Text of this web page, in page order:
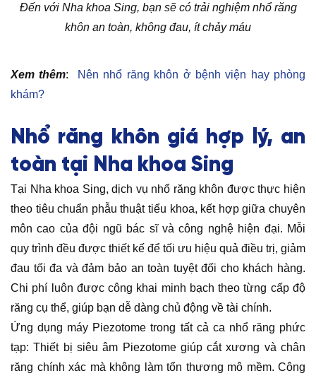
Đến với Nha khoa Sing, bạn sẽ có trải nghiệm nhổ răng
khôn an toàn, không đau, ít chảy máu
Xem thêm:
Nên nhổ răng khôn ở bệnh viện hay phòng
khám?
Nhổ răng khôn giá hợp lý, an
toàn tại Nha khoa Sing
Tại Nha khoa Sing, dịch vụ nhổ răng khôn được thực hiện
theo tiêu chuẩn phẫu thuật tiểu khoa, kết hợp giữa chuyên
môn cao của đội ngũ bác sĩ và công nghệ hiện đại. Mỗi
quy trình đều được thiết kế để tối ưu hiệu quả điều trị, giảm
đau tối đa và đảm bảo an toàn tuyệt đối cho khách hàng.
Chi phí luôn được công khai minh bạch theo từng cấp độ
răng cụ thể, giúp bạn dễ dàng chủ động về tài chính.
Ứng dụng máy Piezotome trong tất cả ca nhổ răng phức
tạp: Thiết bị siêu âm Piezotome giúp cắt xương và chân
răng chính xác mà không làm tổn thương mô mềm. Công